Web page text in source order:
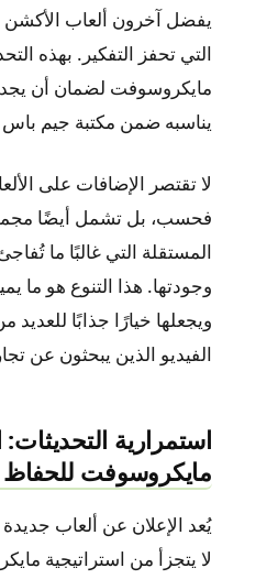
يفضل آخرون ألعاب الأكشن
التي تحفز التفكير. بهذه
مايكروسوفت لضمان أن
يناسبه ضمن مكتبة جيم باس
لا تقتصر الإضافات على
فحسب، بل تشمل أيضًا
المستقلة التي غالبًا ما تُفاجئ
وجودتها. هذا التنوع هو ما
ويجعلها خيارًا جذابًا
الفيديو الذين يبحثون عن
استمرارية التحديثات:
مايكروسوفت للحفاظ
يُعد الإعلان عن ألعاب
لا يتجزأ من استراتيجية